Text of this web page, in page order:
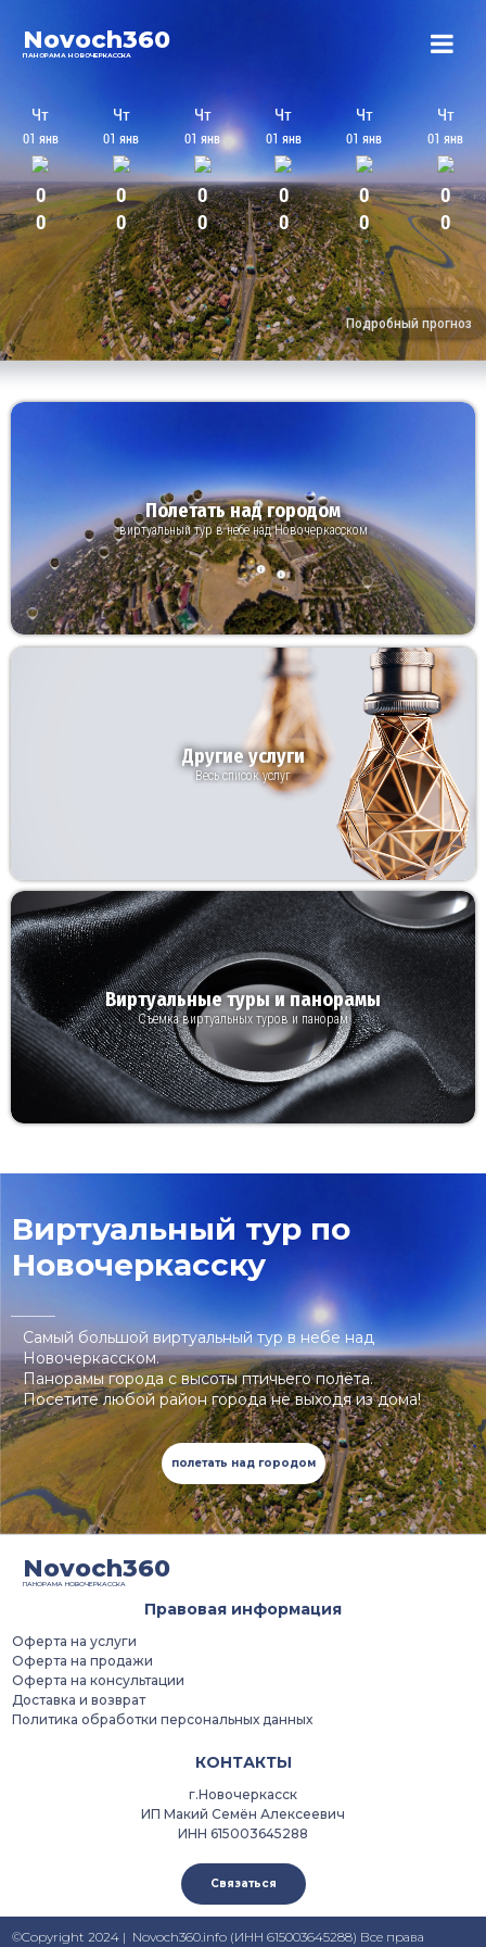
Novoch360
ПАНОРАМА НОВОЧЕРКАССКА
Подробный прогноз
Полетать над городом
виртуальный тур в небе над Новочеркасском
Другие услуги
Весь список услуг
Виртуальные туры и панорамы
Съемка виртуальных туров и панорам
Виртуальный тур по
Новочеркасску
Cамый большой виртуальный тур в небе над
Новочеркасском.
Панорамы города с высоты птичьего полёта.
Посетите любой район города не выходя из дома!
полетать над городом
Novoch360
ПАНОРАМА НОВОЧЕРКАССКА
Правовая информация
Оферта на услуги
Оферта на продажи
Оферта на консультации
Доставка и возврат
Политика обработки персональных данных
КОНТАКТЫ
г.Новочеркасск
ИП Макий Семён Алексеевич
ИНН 615003645288
Связаться
©Copyright 2024 | Novoch360.info (ИНН 615003645288) Все права